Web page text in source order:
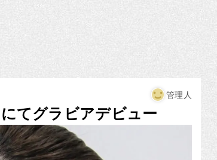
管理人
てグラビアデビュー